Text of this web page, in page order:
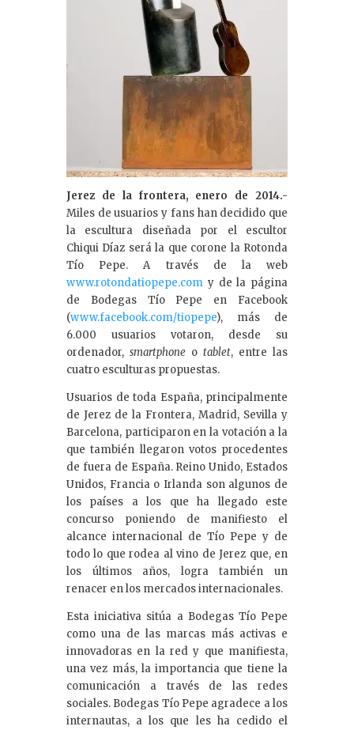
Jerez de la frontera, enero de 2014.-
Miles de usuarios y fans han decidido que
la escultura diseñada por el escultor
Chiqui Díaz será la que corone la Rotonda
Tío Pepe. A través de la web
www.rotondatiopepe.com y de la página
de Bodegas Tío Pepe en Facebook
(www.facebook.com/tiopepe), más de
6.000 usuarios votaron, desde su
ordenador, smartphone o tablet, entre las
cuatro esculturas propuestas.
Usuarios de toda España, principalmente
de Jerez de la Frontera, Madrid, Sevilla y
Barcelona, participaron en la votación a la
que también llegaron votos procedentes
de fuera de España. Reino Unido, Estados
Unidos, Francia o Irlanda son algunos de
los países a los que ha llegado este
concurso poniendo de manifiesto el
alcance internacional de Tío Pepe y de
todo lo que rodea al vino de Jerez que, en
los últimos años, logra también un
renacer en los mercados internacionales.
Esta iniciativa sitúa a Bodegas Tío Pepe
como una de las marcas más activas e
innovadoras en la red y que manifiesta,
una vez más, la importancia que tiene la
comunicación a través de las redes
sociales. Bodegas Tío Pepe agradece a los
internautas, a los que les ha cedido el